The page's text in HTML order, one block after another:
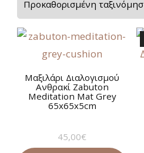
Μαξιλάρι Διαλογισμού
Ανθρακί Zabuton
Meditation Mat Grey
65x65x5cm
45,00€